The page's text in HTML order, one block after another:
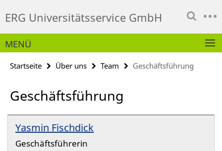
direkt
Inhalt
ERG Universitätsservice GmbH
Service-
Navigation
MENÜ
Startseite Über uns Team Geschäftsführung
Geschäftsführung
Yasmin Fischdick
Geschäftsführerin